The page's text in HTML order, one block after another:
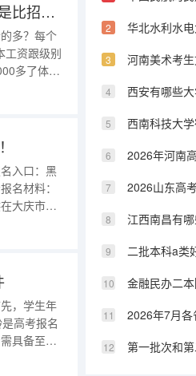
空乘，空保在民航工资多少啊？体检标准是不是比招飞放松的多？
多？每个
工资跟级别
多了体检
般都是初
入口：黑
名材料：
大庆市证
的考生还
，学生年
高考报名
具备至少
。高中阶
河南美术考
西安有哪些大
西南科技大
江西南昌有
二批本科a类
第一批次和